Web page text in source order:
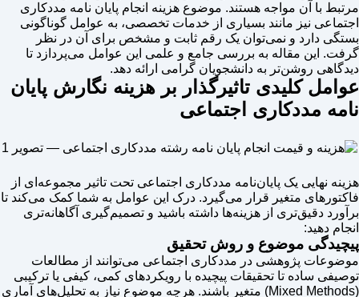
مرتبط با آن مواجه هستند. موضوع هزینه انجام پایان نامه مددکاری
اجتماعی نیز مانند بسیاری از خدمات تخصصی، به عوامل گوناگونی
بستگی دارد و نمی‌توان یک رقم ثابت و مشخص برای آن در نظر
گرفت. این مقاله به بررسی جامع و علمی این عوامل می‌پردازد تا
دیدگاهی روشن‌تر به دانشجویان گرامی ارائه دهد.
عوامل کلیدی تاثیرگذار بر هزینه نگارش پایان
نامه مددکاری اجتماعی
هزینه نهایی یک پایان‌نامه مددکاری اجتماعی تحت تاثیر مجموعه‌ای از
فاکتورهای متغیر قرار می‌گیرد. درک این عوامل به شما کمک می‌کند تا
برآورد دقیق‌تری از هزینه‌ها داشته باشید و تصمیم‌گیری آگاهانه‌تری
انجام دهید:
پیچیدگی موضوع و روش تحقیق
موضوعات پژوهشی در مددکاری اجتماعی می‌توانند از مطالعات
توصیفی ساده تا تحقیقات پیچیده با رویکردهای کمی، کیفی یا ترکیبی
(Mixed Methods) متغیر باشند. هرچه موضوع نیاز به تحلیل‌های آماری